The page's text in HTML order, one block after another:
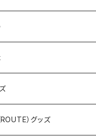
ダー
ルダー
ーンズコラボ
ルダー
ダー
ダー
ダー ）グッズ